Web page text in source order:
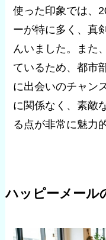
使った印象では、
ーが特に多く、真
んいました。また
ているため、都市
に出会いのチャン
に関係なく、素敵
る点が非常に魅力
ハッピーメール